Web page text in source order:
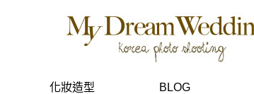
化妝造型 BLOG